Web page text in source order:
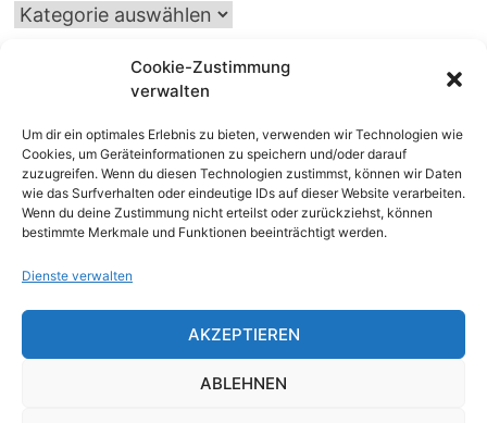
Cookie-Zustimmung
verwalten
Um dir ein optimales Erlebnis zu bieten, verwenden wir Technologien wie
Cookies, um Geräteinformationen zu speichern und/oder darauf
zuzugreifen. Wenn du diesen Technologien zustimmst, können wir Daten
wie das Surfverhalten oder eindeutige IDs auf dieser Website verarbeiten.
Wenn du deine Zustimmung nicht erteilst oder zurückziehst, können
bestimmte Merkmale und Funktionen beeinträchtigt werden.
Dienste verwalten
AKZEPTIEREN
ABLEHNEN
Kategorien
SCHACHTICKER
Impressum Datenschutz|Kontakt